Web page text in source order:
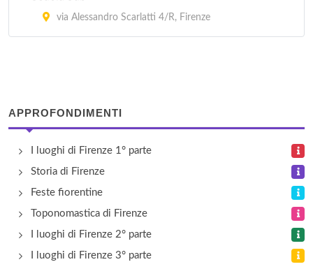
via Alessandro Scarlatti 4/R, Firenze
APPROFONDIMENTI
I luoghi di Firenze 1° parte
Storia di Firenze
Feste fiorentine
Toponomastica di Firenze
I luoghi di Firenze 2° parte
I luoghi di Firenze 3° parte